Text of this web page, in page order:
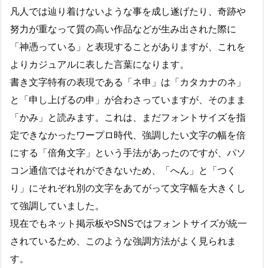
凡人では辿り着けないような事を成し遂げたり、奇跡や
努力が重なって質の高い作品などが生み出された際に
「神憑っている」と表現することがありますが、これを
よりカジュアルに表した言葉になります。
書き文字特有の表現である「ネ申」は「カタカナのネ」
と「申し上げるの申」が合わさっていますが、そのまま
「かみ」と読みます。これは、まだフォントサイズを指
定できなかったワープロ時代、強調したい文字の幅を倍
にする「倍角文字」という手法があったのですが、パソ
コン通信ではそれができないため、「へん」と「つく
り」にそれぞれ別の文字をあてがって文字幅を大きくし
て強調していました。
現在でもネット掲示板やSNSではフォントサイズが統一
されているため、このような強調方法がよく見られま
す。